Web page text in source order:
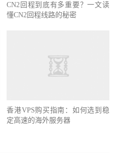
CN2回程到底有多重要？一文读
懂CN2回程线路的秘密
香港VPS购买指南：如何选到稳
定高速的海外服务器